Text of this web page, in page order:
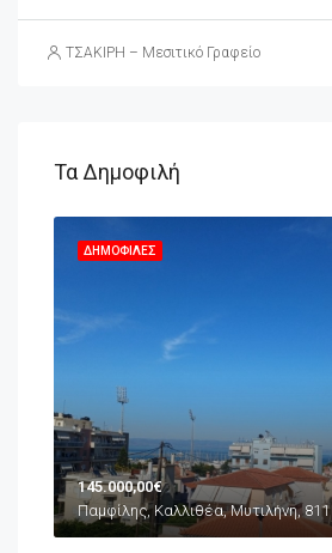
ΤΣΑΚΙΡΗ – Μεσιτικό Γραφείο
Τα Δημοφιλή
ΔΗΜΟΦΙΛΈΣ
145.000,00€
Παμφίλης, Καλλιθέα, Μυτιλήνη,